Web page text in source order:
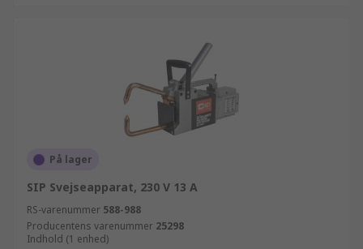
På lager
SIP Svejseapparat, 230 V 13 A
RS-varenummer 588-988
Producentens varenummer 25298
Indhold (1 enhed)